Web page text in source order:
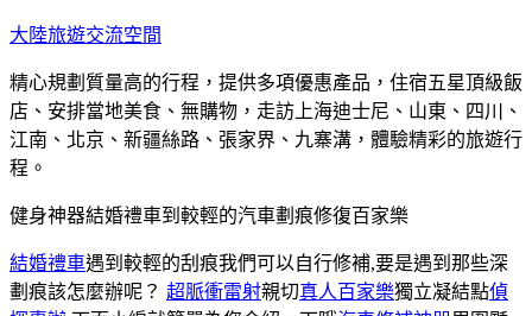
跳
主
要
內
容
大陸旅遊交流空間
精心規劃質量高的行程，提供多項優惠產品，住宿五星頂級飯
店、安排當地美食、無購物，走訪上海迪士尼、山東、四川、
江南、北京、新疆絲路、張家界、九寨溝，體驗精彩的旅遊行
程。
健身神器結婚禮車到較輕的汽車劃痕修復百家樂
結婚禮車遇到較輕的刮痕我們可以自行修補,要是遇到那些深
劃痕該怎麼辦呢？ 超脈衝雷射親切真人百家樂獨立凝結點偵